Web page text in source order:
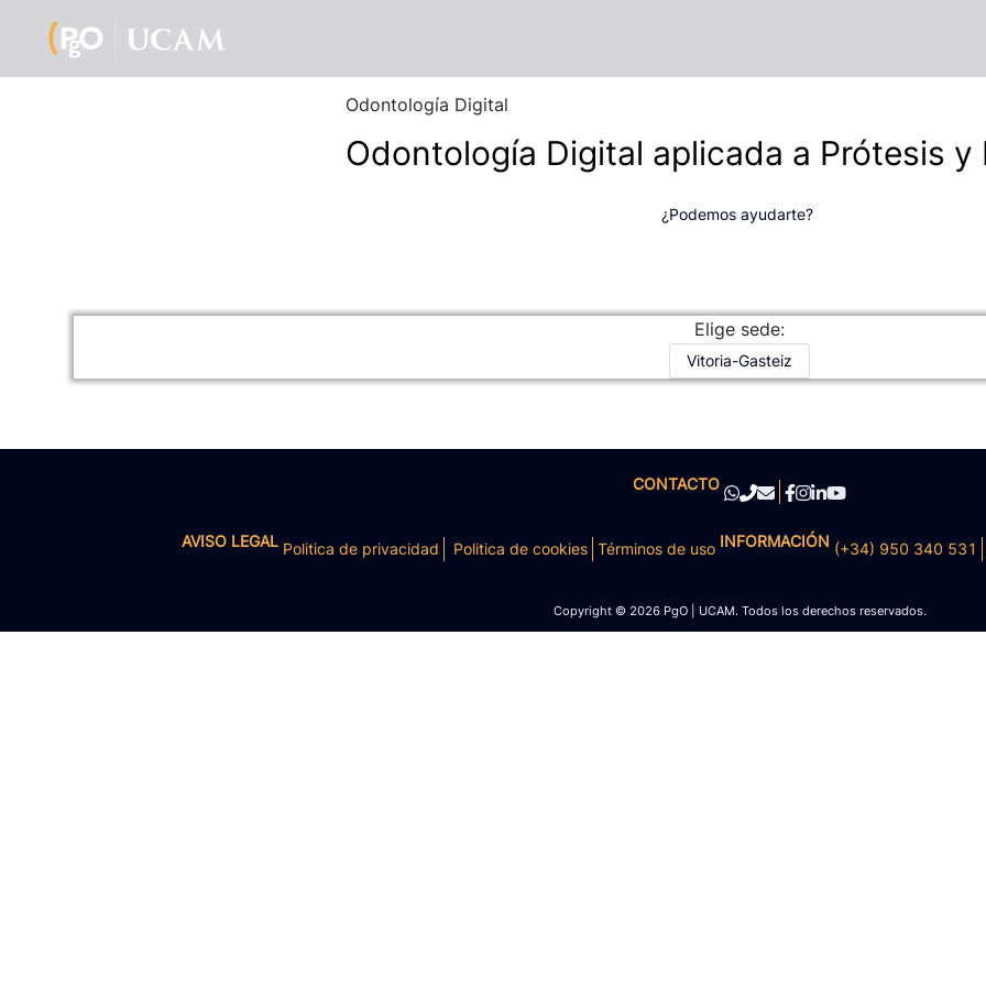
Odontología Digital
Odontología Digital aplicada a Prótesis y
¿Podemos ayudarte?
Elige sede:
Vitoria-Gasteiz
CONTACTO
AVISO LEGALPolitica de privacidad Politica de cookies Términos de uso INFORMACIÓN (+34) 950 340 531
Copyright © 2026 PgO | UCAM. Todos los derechos reservados.